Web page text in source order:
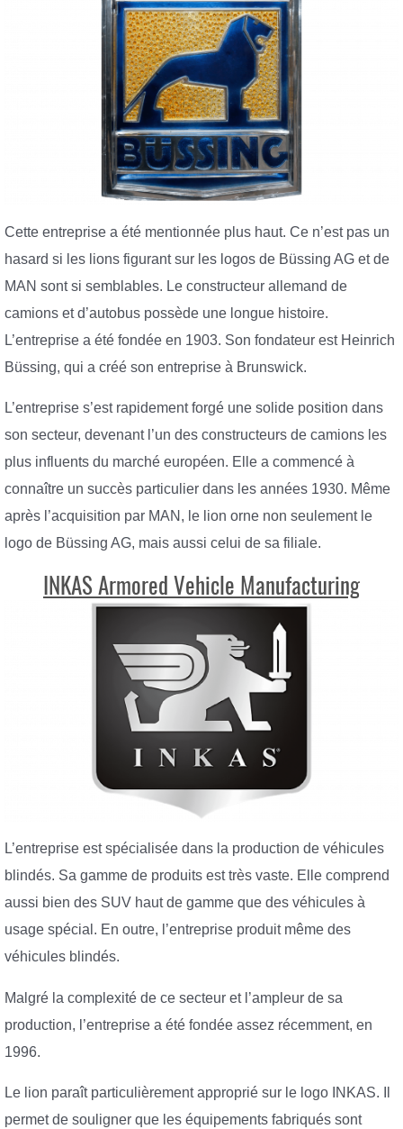
Cette entreprise a été mentionnée plus haut. Ce n’est pas un
hasard si les lions figurant sur les logos de Büssing AG et de
MAN sont si semblables. Le constructeur allemand de
camions et d’autobus possède une longue histoire.
L’entreprise a été fondée en 1903. Son fondateur est Heinrich
Büssing, qui a créé son entreprise à Brunswick.
L’entreprise s’est rapidement forgé une solide position dans
son secteur, devenant l’un des constructeurs de camions les
plus influents du marché européen. Elle a commencé à
connaître un succès particulier dans les années 1930. Même
après l’acquisition par MAN, le lion orne non seulement le
logo de Büssing AG, mais aussi celui de sa filiale.
INKAS Armored Vehicle Manufacturing
L’entreprise est spécialisée dans la production de véhicules
blindés. Sa gamme de produits est très vaste. Elle comprend
aussi bien des SUV haut de gamme que des véhicules à
usage spécial. En outre, l’entreprise produit même des
véhicules blindés.
Malgré la complexité de ce secteur et l’ampleur de sa
production, l’entreprise a été fondée assez récemment, en
1996.
Le lion paraît particulièrement approprié sur le logo INKAS. Il
permet de souligner que les équipements fabriqués sont